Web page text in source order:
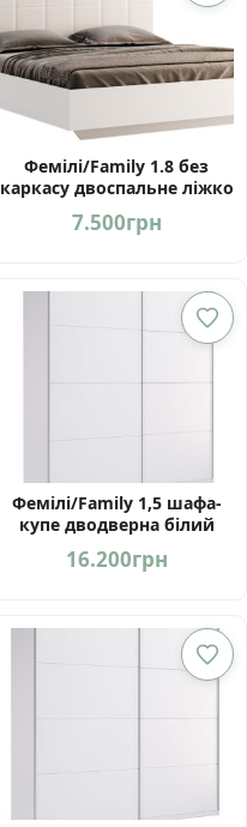
Фемілі/Family 1.8 без
каркасу двоспальне ліжко
від фабрики МироМарк
Україна
7.500грн
Фемілі/Family 1,5 шафа-
купе дводверна білий
глянець від фабрики
МироМарк
16.200грн